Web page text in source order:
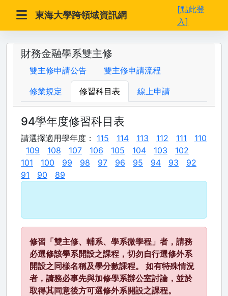
東海大學跨領域資訊網
[點此登
入]
財務金融學系雙主修
雙主修申請公告 雙主修申請流程
修業規定 修習科目表 線上申請
94學年度修習科目表
請選擇適用學年度： 115 114 113 112 111
110
109
108 107 106 105 104 103
102
101
100 99 98 97 96 95 94 93
92
91
90 89
修習「雙主修、輔系、學系微學程」者，請務
必選修該學系開設之課程，切勿自行選修外系
開設之同樣名稱及學分數課程。 如有特殊情況
者，請務必事先與加修學系辦公室討論，並於
取得其同意後方可選修外系開設之課程。